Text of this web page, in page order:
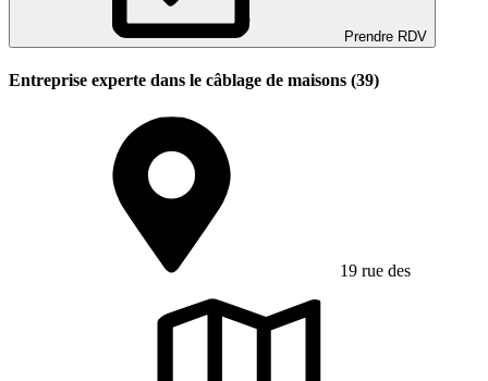
Prendre RDV
Entreprise experte dans le câblage de maisons (39)
19 rue des